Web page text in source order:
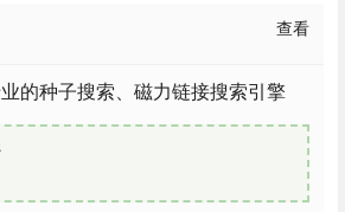
查看
的种子搜索、磁力链接搜索引擎